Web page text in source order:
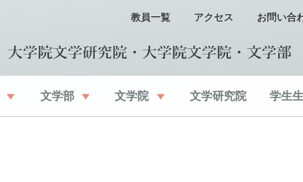
教員一覧 アクセス お問い合
文学部 文学院 文学研究院 学生